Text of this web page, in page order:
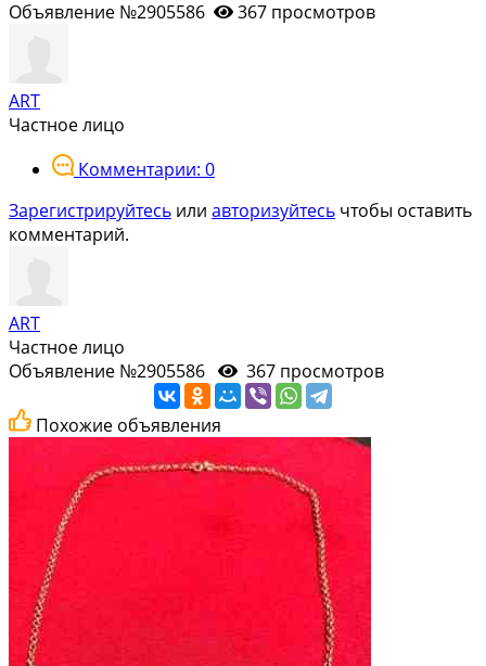
Объявление №2905586 367 просмотров
ART
Частное лицо
Комментарии: 0
Зарегистрируйтесь или авторизуйтесь чтобы оставить
комментарий.
ART
Частное лицо
Объявление №2905586
367 просмотров
Похожие объявления